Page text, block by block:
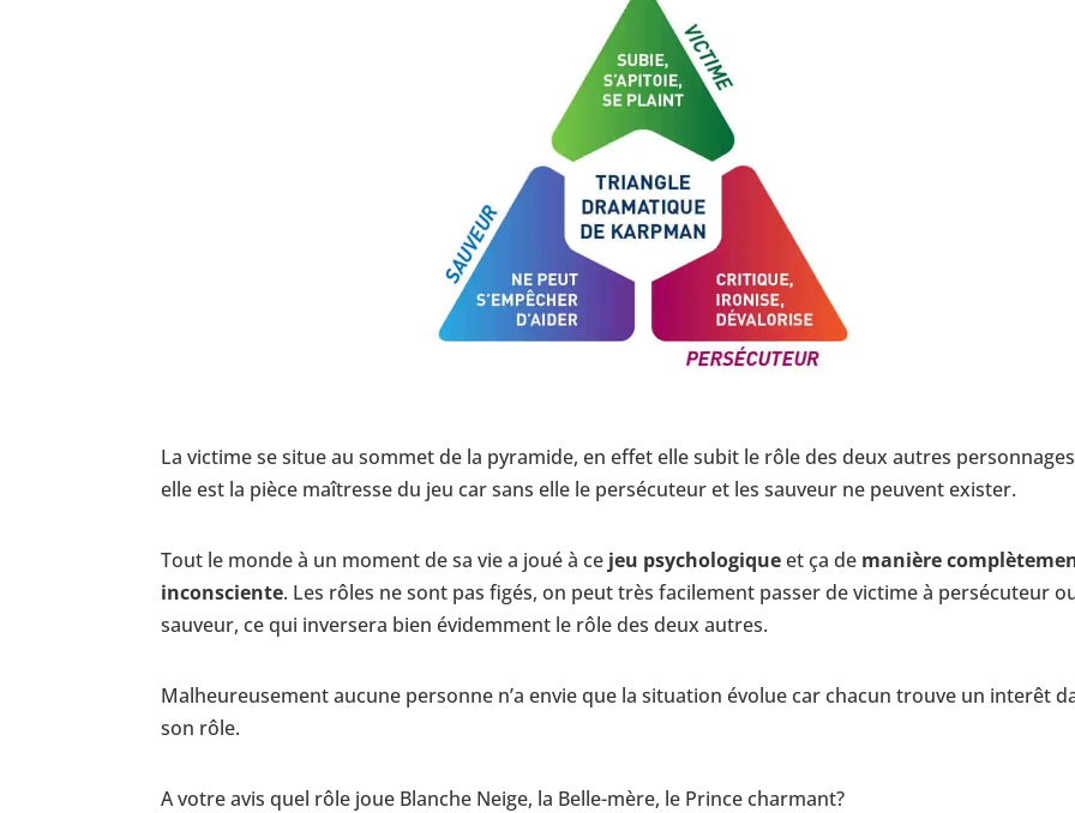
La victime se situe au sommet de la pyramide, en effet elle subit le rôle des deux autres
elle est la pièce maîtresse du jeu car sans elle le persécuteur et les sauveur ne peuvent exister.
Tout le monde à un moment de sa vie a joué à ce jeu psychologiqueet ça de manière
inconsciente. Les rôles ne sont pas figés, on peut très facilement passer de victime à persécuteur
sauveur, ce qui inversera bien évidemment le rôle des deux autres.
Malheureusement aucune personne n’a envie que la situation évolue car chacun trouve un interêt
son rôle.
A votre avis quel rôle joue Blanche Neige, la Belle-mère, le Prince charmant?